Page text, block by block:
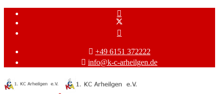
+49 6151 372222
info@k-c-arheilgen.de